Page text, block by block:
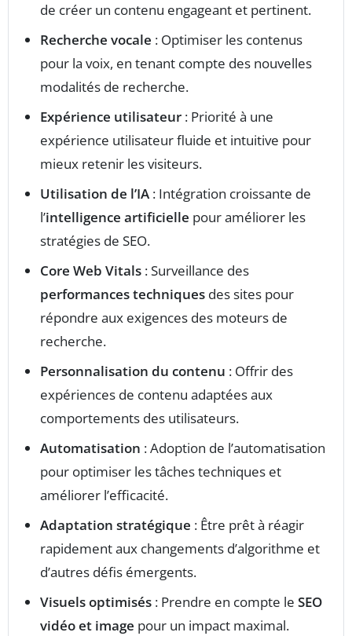
de créer un contenu engageant et pertinent.
Recherche vocale : Optimiser les contenus
pour la voix, en tenant compte des nouvelles
modalités de recherche.
Expérience utilisateur : Priorité à une
expérience utilisateur fluide et intuitive pour
mieux retenir les visiteurs.
Utilisation de l’IA : Intégration croissante de
l’intelligence artificielle pour améliorer les
stratégies de SEO.
Core Web Vitals : Surveillance des
performances techniques des sites pour
répondre aux exigences des moteurs de
recherche.
Personnalisation du contenu : Offrir des
expériences de contenu adaptées aux
comportements des utilisateurs.
Automatisation : Adoption de l’automatisation
pour optimiser les tâches techniques et
améliorer l’efficacité.
Adaptation stratégique : Être prêt à réagir
rapidement aux changements d’algorithme et
d’autres défis émergents.
Visuels optimisés : Prendre en compte le SEO
vidéo et image pour un impact maximal.